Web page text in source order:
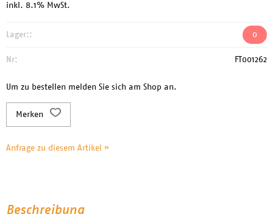
inkl. 8.1% MwSt.
Lager:: 0
Nr: FT001262
Um zu bestellen melden Sie sich am Shop an.
Merken
Anfrage zu diesem Artikel »
Beschreibung